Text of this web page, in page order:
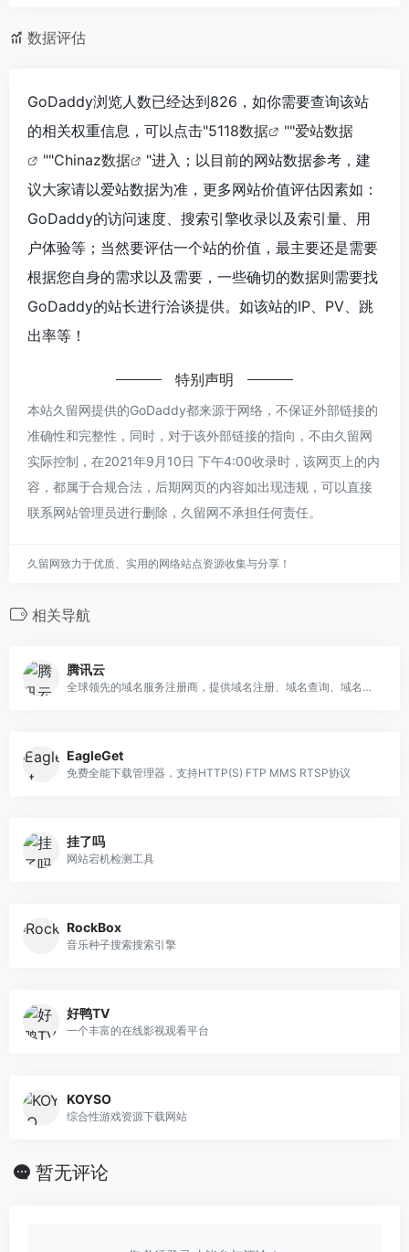
数据评估
GoDaddy浏览人数已经达到826，如你需要查询该站
的相关权重信息，可以点击"5118数据 ""爱站数据
""Chinaz数据
"进入；以目前的网站数据参考，建
议大家请以爱站数据为准，更多网站价值评估因素如：
GoDaddy的访问速度、搜索引擎收录以及索引量、用
户体验等；当然要评估一个站的价值，最主要还是需要
根据您自身的需求以及需要，一些确切的数据则需要找
GoDaddy的站长进行洽谈提供。如该站的IP、PV、跳
出率等！
特别声明
本站久留网提供的GoDaddy都来源于网络，不保证外部链接的
准确性和完整性，同时，对于该外部链接的指向，不由久留网
实际控制，在2021年9月10日 下午4:00收录时，该网页上的内
容，都属于合规合法，后期网页的内容如出现违规，可以直接
联系网站管理员进行删除，久留网不承担任何责任。
久留网致力于优质、实用的网络站点资源收集与分享！
相关导航
腾讯云
全球领先的域名服务注册商，提供域名注册、域名查询、域名购买、域名交易等功能
EagleGet
免费全能下载管理器，支持HTTP(S) FTP MMS RTSP协议
挂了吗
网站宕机检测工具
RockBox
音乐种子搜索搜索引擎
好鸭TV
一个丰富的在线影视观看平台
KOYSO
综合性游戏资源下载网站
暂无评论